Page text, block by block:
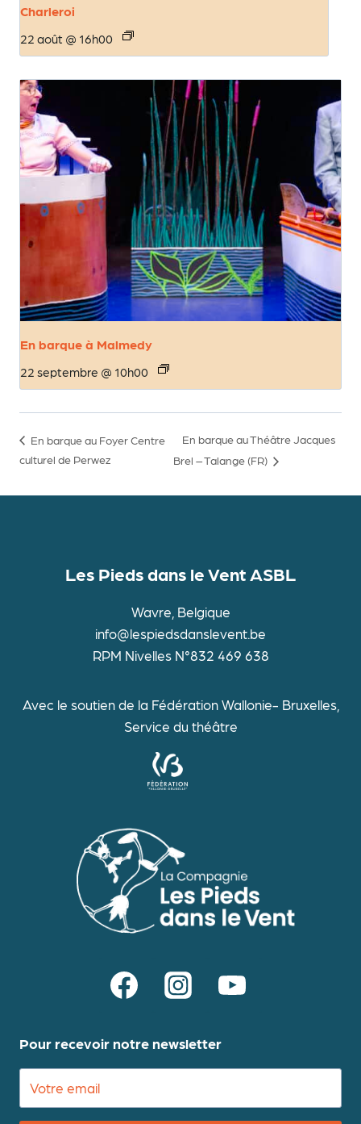
Charleroi
22 août @ 16h00
En barque à Malmedy
22 septembre @ 10h00
En barque au Foyer Centre
culturel de Perwez
En barque au Théâtre Jacques
Brel – Talange (FR)
Les Pieds dans le Vent ASBL
Wavre, Belgique
info@lespiedsdanslevent.be
RPM Nivelles N°832 469 638
Avec le soutien de la Fédération Wallonie- Bruxelles,
Service du théâtre
Pour recevoir notre newsletter